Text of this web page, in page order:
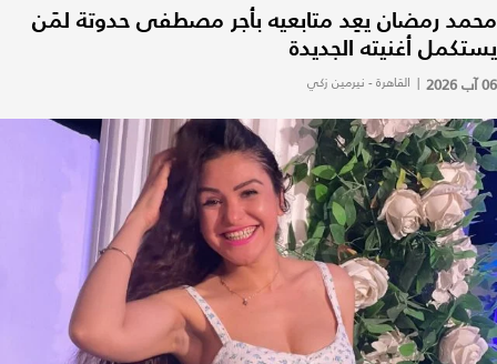
محمد رمضان يعِد متابعيه بأجر مصطفى حدوتة لمَن
يستكمل أغنيته الجديدة
06 آب 2026 | القاهرة - نيرمين زكي